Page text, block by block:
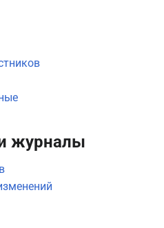
журналы